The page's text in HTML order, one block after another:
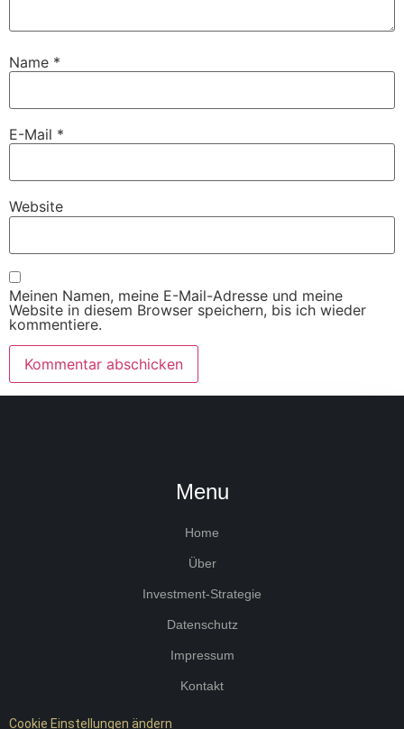
Name *
E-Mail *
Website
Meinen Namen, meine E-Mail-Adresse und meine
Website in diesem Browser speichern, bis ich wieder
kommentiere.
Menu
Home
Über
Investment-Strategie
Datenschutz
Impressum
Kontakt
Cookie Einstellungen ändern